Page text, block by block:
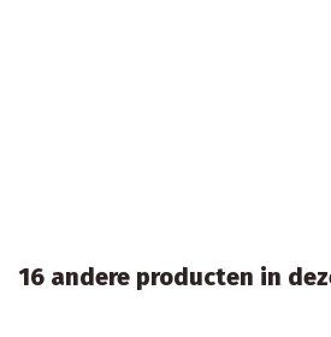
16 andere producten in